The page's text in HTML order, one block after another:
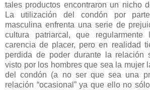
tales productos encontraron un nicho
La utilización del condón por
masculina enfrenta una serie de
cultura patriarcal, que
carencia de placer, pero en realidad
perdida de poder durante la relación
visto por los hombres que sea la mujer
del condón (a no ser que sea una
relación “ocasional” ya que ello no